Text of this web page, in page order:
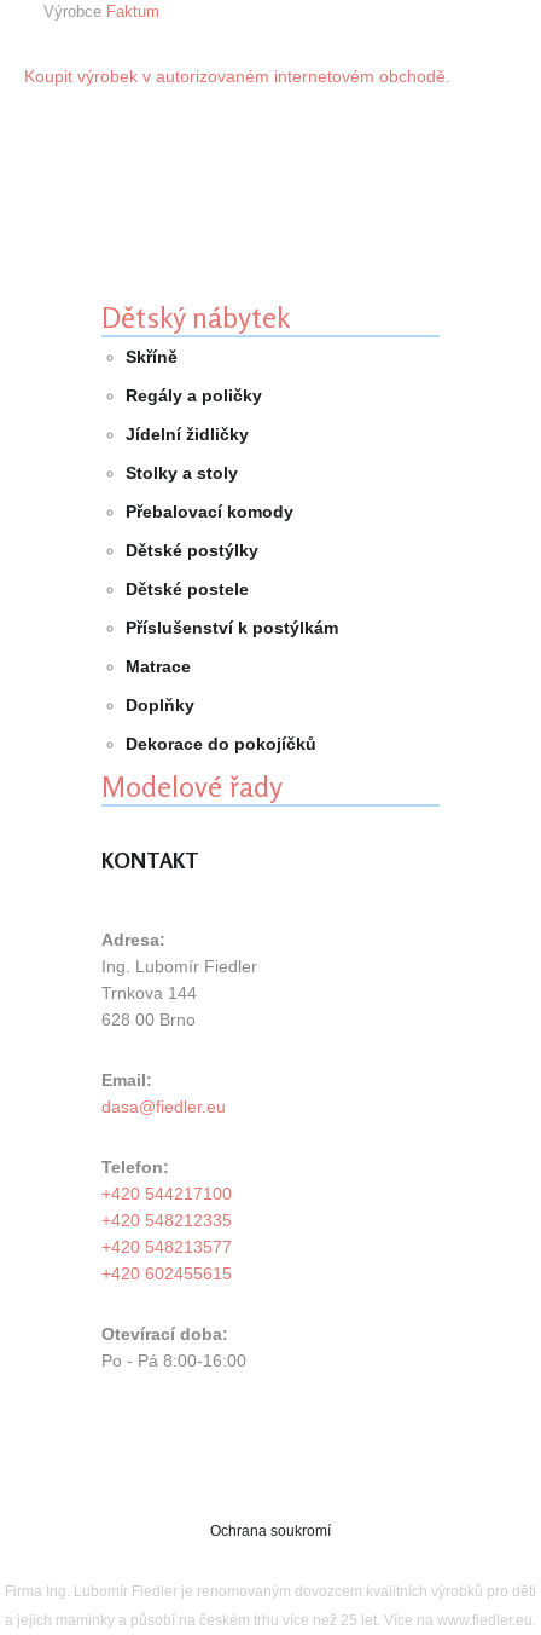
Výrobce Faktum
Koupit výrobek v autorizovaném internetovém obchodě.
Dětský nábytek
Skříně
Regály a poličky
Jídelní židličky
Stolky a stoly
Přebalovací komody
Dětské postýlky
Dětské postele
Příslušenství k postýlkám
Matrace
Doplňky
Dekorace do pokojíčků
Modelové řady
KONTAKT
Adresa:
Ing. Lubomír Fiedler
Trnkova 144
628 00 Brno
Email:
Telefon:
+420 544217100
+420 548212335
+420 548213577
+420 602455615
Otevírací doba:
Po - Pá 8:00-16:00
Ochrana soukromí
Firma Ing. Lubomír Fiedler je renomovaným dovozcem kvalitních výrobků pro děti
a jejich maminky a působí na českém trhu více než 25 let. Více na www.fiedler.eu.